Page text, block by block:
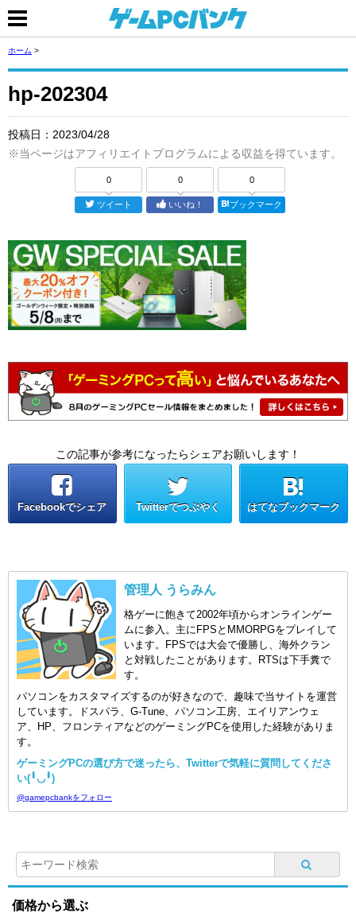
ホーム >
hp-202304
投稿日： 2023/04/28
※当ページはアフィリエイトプログラムによる収益を得ています。
0
ツイート
0
いいね！
0
ブックマーク
この記事が参考になったらシェアお願いします！
Facebookでシェア Twitterでつぶやく はてなブックマーク
管理人 うらみん
格ゲーに飽きて2002年頃からオンラインゲー
ムに参入。主にFPSとMMORPGをプレイして
います。FPSでは大会で優勝し、海外クラン
と対戦したことがあります。RTSは下手糞で
す。
パソコンをカスタマイズするのが好きなので、趣味で当サイトを運営
しています。ドスパラ、G-Tune、パソコン工房、エイリアンウェ
ア、HP、フロンティアなどのゲーミングPCを使用した経験がありま
す。
ゲーミングPCの選び方で迷ったら、Twitterで気軽に質問してくださ
い(╹◡╹)
@gamepcbankをフォロー
価格から選ぶ